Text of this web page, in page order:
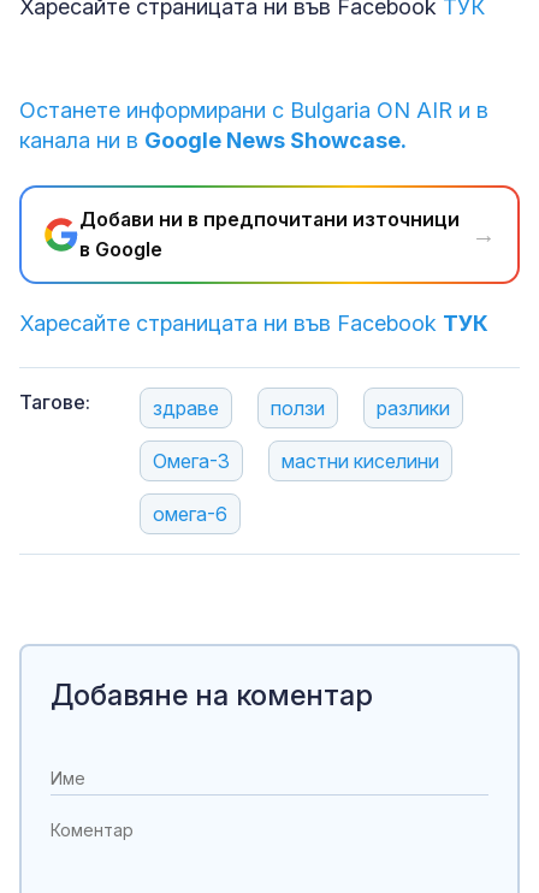
Харесайте страницата ни във Facebook ТУК
Останете информирани с Bulgaria ON AIR и в
канала ни в Google News Showcase.
Добави ни в предпочитани източници
в Google
→
Харесайте страницата ни във Facebook ТУК
Тагове: здраве ползи разлики
Омега-3 мастни киселини
омега-6
Добавяне на коментар